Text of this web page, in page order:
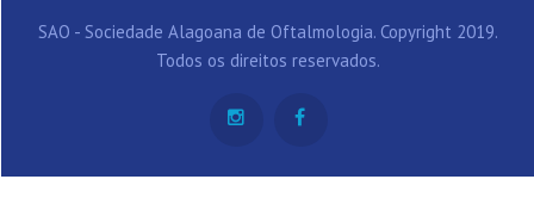
SAO - Sociedade Alagoana de Oftalmologia. Copyright 2019.
Todos os direitos reservados.